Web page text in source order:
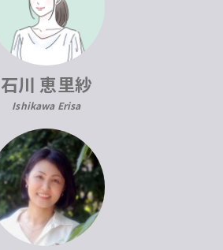
石川 恵里紗
Ishikawa Erisa